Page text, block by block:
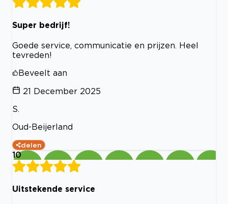
Super bedrijf!
Goede service, communicatie en prijzen. Heel
tevreden!
Beveelt aan
21 December 2025
S.
Oud-Beijerland
delen
10
Uitstekende service